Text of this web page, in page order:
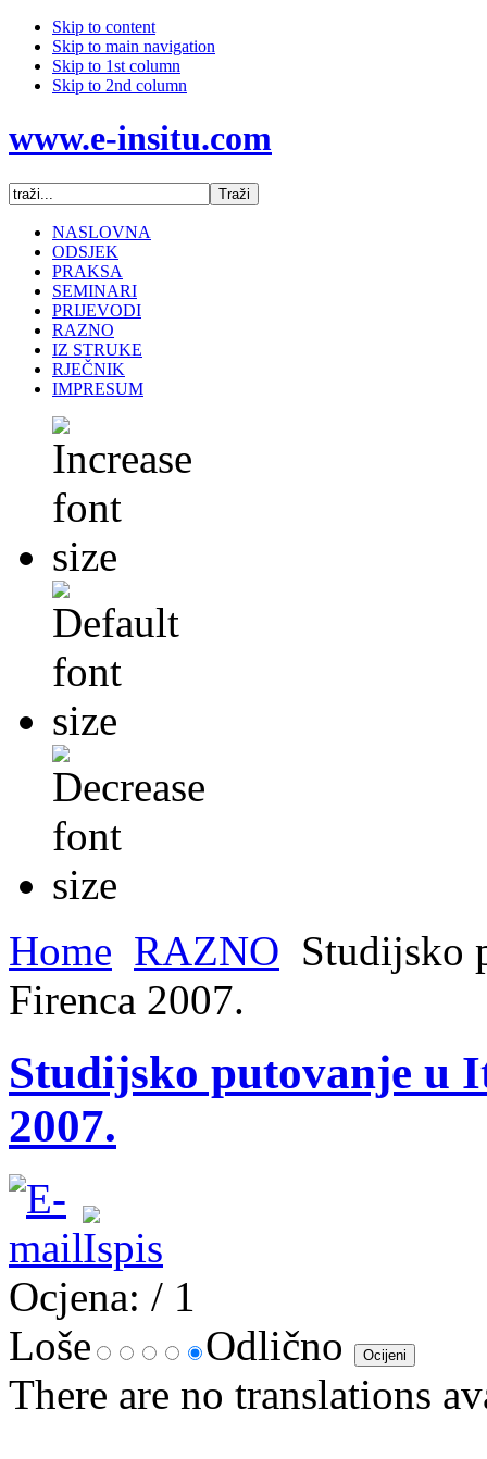
Skip to content
Skip to main navigation
Skip to 1st column
Skip to 2nd column
www.e-insitu.com
NASLOVNA
ODSJEK
PRAKSA
SEMINARI
PRIJEVODI
RAZNO
IZ STRUKE
RJEČNIK
IMPRESUM
Home RAZNO Studijsko
Firenca 2007.
Studijsko putovanje u
2007.
Ocjena: / 1
Loše
Odlično
There are no translations